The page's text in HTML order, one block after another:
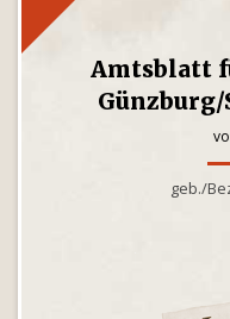
Amtsblatt
Günzburg/
geb./